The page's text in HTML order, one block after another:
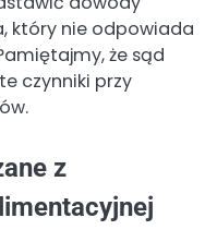
który nie odpowiada
że sąd
czynniki przy
z